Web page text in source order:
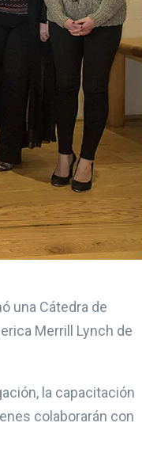
una Cátedra de
Merrill Lynch de
la capacitación
colaborarán con